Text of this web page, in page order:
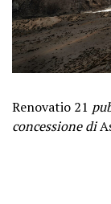
Renovatio 21
concessione di